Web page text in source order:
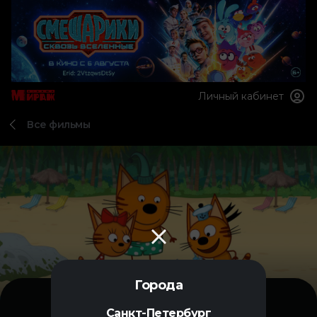
Города
Санкт-Петербург
Личный кабинет
Все фильмы